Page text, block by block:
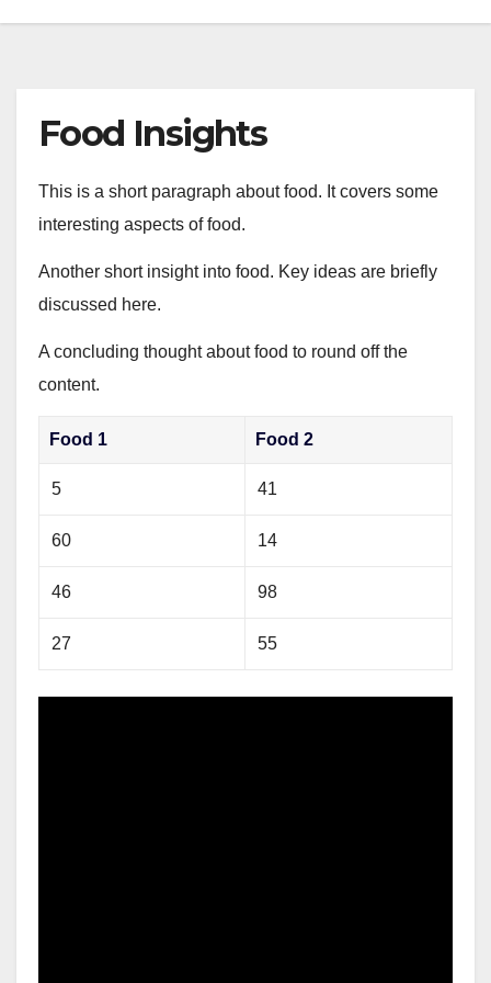
Food Insights
This is a short paragraph about food. It covers some
interesting aspects of food.
Another short insight into food. Key ideas are briefly
discussed here.
A concluding thought about food to round off the
content.
Food 1 Food 2
5 41
60 14
46 98
27 55